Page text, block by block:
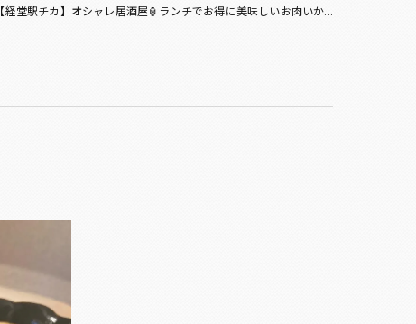
【経堂駅チカ】オシャレ居酒屋🏮ランチでお得に美味しいお肉いか...